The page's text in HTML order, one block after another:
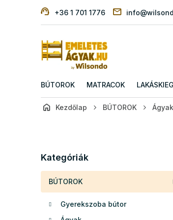
+36 1 701 1776
BÚTOROK MATRACOK
Kezdőlap BÚTOROK Ágyak
a
s
átugrása
Kategóriák
BÚTOROK
Gyerekszoba bútor